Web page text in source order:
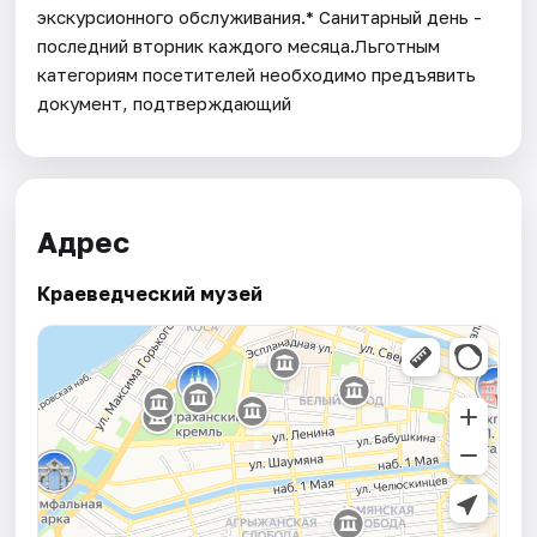
экскурсионного обслуживания.* Санитарный день -
последний вторник каждого месяца.Льготным
категориям посетителей необходимо предъявить
документ, подтверждающий
Адрес
Краеведческий музей